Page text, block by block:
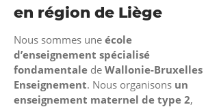
en région de Liège
Nous sommes une école
d’enseignement spécialisé
fondamentale de Wallonie-Bruxelles
Enseignement. Nous organisons un
enseignement maternel de type 2,